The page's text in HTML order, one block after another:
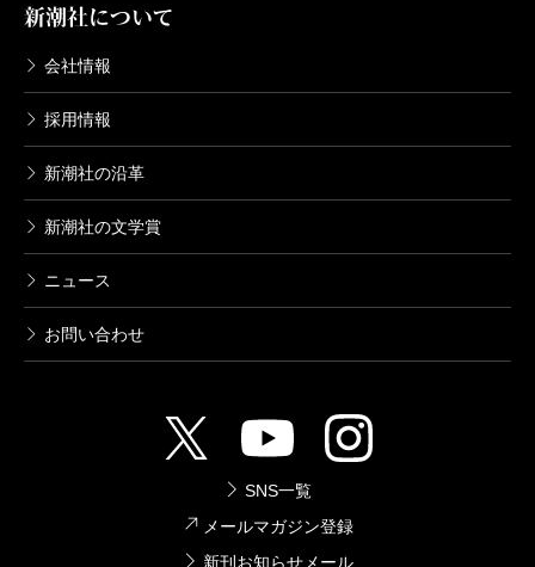
新潮社について
会社情報
採用情報
新潮社の沿革
新潮社の文学賞
ニュース
お問い合わせ
SNS一覧
メールマガジン登録
新刊お知らせメール